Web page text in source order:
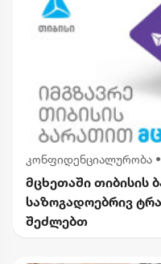
კონფიდენციალურობა •
მცხეთაში თიბისის
საზოგადოებრივ
შეძლებთ